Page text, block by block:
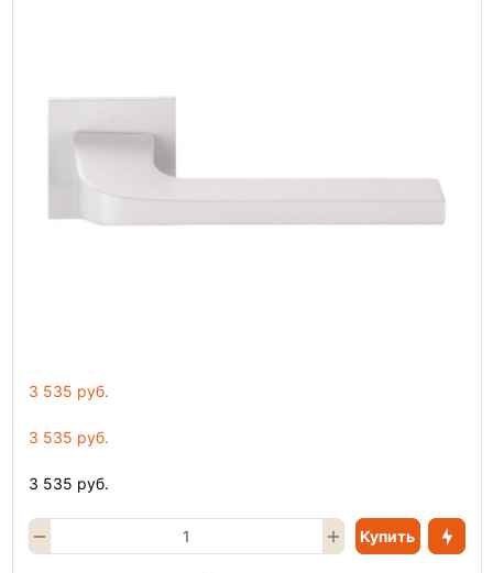
3 535 руб.
3 535 руб.
3 535 руб.
Купить